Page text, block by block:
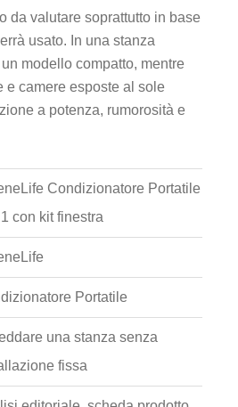
da valutare soprattutto in base
usato. In una stanza
modello compatto, mentre
e camere esposte al sole
a potenza, rumorosità e
Condizionatore Portatile
con kit finestra
Portatile
una stanza senza
fissa